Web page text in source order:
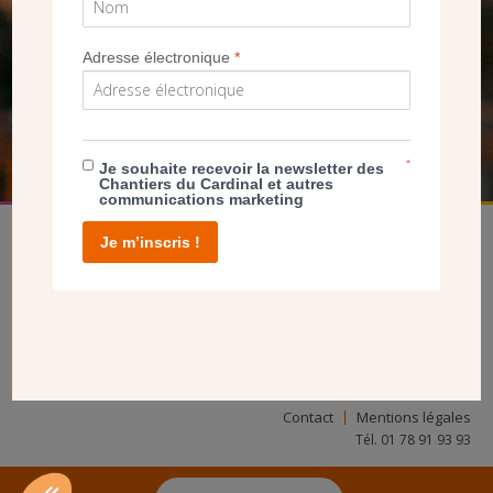
NOUS PERMET D’AGIR
Contact Mentions légales
Tél. 01 78 91 93 93
Adresse électronique*
Je souhaite recevoir la newsletter des
Chantiers du Cardinal et autres
communications marketing
*
Je m’inscris !